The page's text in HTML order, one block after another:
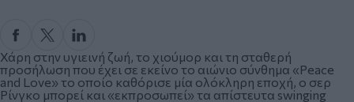
Χάρη στην υγιεινή ζωή, το χιούμορ και τη σταθερή
προσήλωση που έχει σε εκείνο το αιώνιο σύνθημα «Peace
and Love» το οποίο καθόρισε μία ολόκληρη εποχή, ο σερ
Ρίνγκο μπορεί και «εκπροσωπεί» τα απίστευτα swinging